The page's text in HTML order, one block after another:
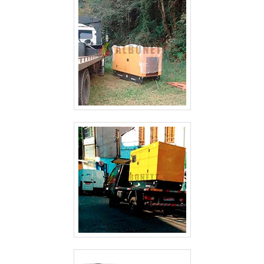
ALUGUEL DE GERADOR DE ENERGIA VALOR GUARULHOS
ALUGUEL DE GERADOR DE ENERGIA SP
ALUGUEL DE GERADOR DE ENERGIA PREÇO SÃO PAULO
ALUGUEL DE GERADOR DE ENERGIA PREÇO GUARULHOS
ALUGUEL DE GERADOR DE ENERGIA PARA FESTAS PREÇO SÃO PAULO
ALUGUEL DE GERADOR DE ENERGIA GUARULHOS
ALUGUEL DE GERADOR DE ENERGIA EM SÃO JOSE DOS CAMPOS
ALUGUEL DE GERADOR DE ENERGIA EM GUARULHOS
ALUGUEL DE GERADOR DE ENERGIA ELÉTRICA
ALUGUEL DE GERADOR DE ENERGIA DE PEQUENO PORTE
ALUGUEL DE GERADOR DE ENERGIA CAMPINAS
ALUGUEL DE GERADOR DE ENERGIA A DIESEL
ALUGUEL DE GERADOR DE ENERGIA A DIESEL SÃO PAULO
ALUGUEL DE GERADOR DE EMERGÊNCIA
ALUGUEL DE GERADOR DE EMERGÊNCIA GUARULHOS